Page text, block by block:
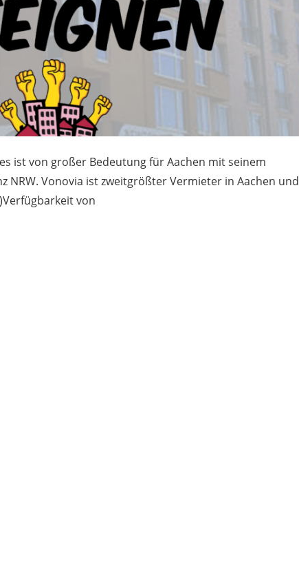
ist von großer Bedeutung für Aachen mit seinem
NRW. Vonovia ist zweitgrößter Vermieter in Aachen und
von